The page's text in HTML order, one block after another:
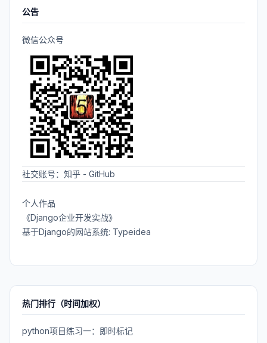
公告
微信公众号
社交账号： 知乎 - GitHub
个人作品
《Django企业开发实战》
基于Django的网站系统: Typeidea
热门排行（时间加权）
python项目练习一：即时标记